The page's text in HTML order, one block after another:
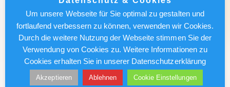
Verkaufstipps, direktem Austausch und
Gewinnchancen bietet die Veranstaltungsreihe
Einblicke zu den Fluss- und…
Weiterlesen
Um unsere Webseite für Sie optimal zu gestalten und
fortlaufend verbessern zu können, verwenden wir Cookies.
Durch die weitere Nutzung der Webseite stimmen Sie der
Verwendung von Cookies zu. Weitere Informationen zu
Cookies erhalten Sie in unserer Datenschutzerklärung
Akzeptieren Ablehnen Cookie Einstellungen